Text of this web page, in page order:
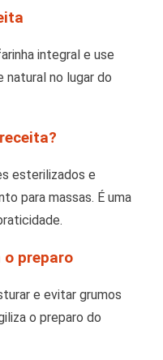
integral e use
no lugar do
esterilizados e
para massas. É uma
preparo
e evitar grumos
o preparo do